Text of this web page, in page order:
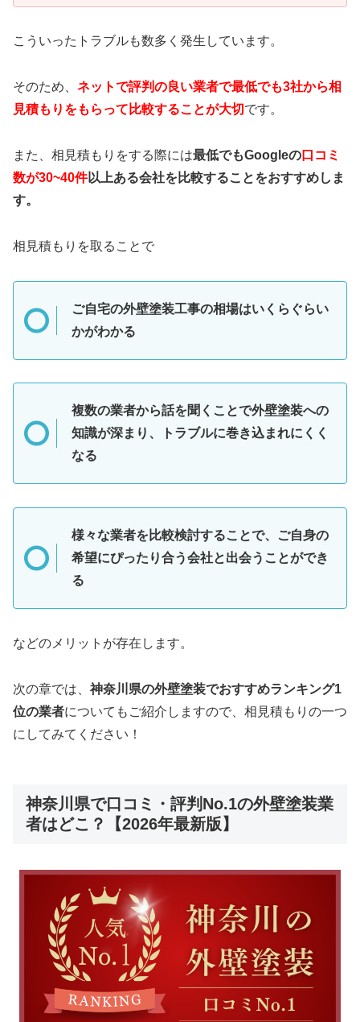
こういったトラブルも数多く発生しています。
そのため、 ネットで評判の良い業者で最低でも3社から相
見積もりをもらって比較することが大切です。
また、相見積もりをする際には最低でもGoogleの口コミ
数が30~40件以上ある会社を比較することをおすすめしま
す。
相見積もりを取ることで
ご自宅の外壁塗装工事の相場はいくらぐらい
かがわかる
複数の業者から話を聞くことで外壁塗装への
知識が深まり、トラブルに巻き込まれにくく
なる
様々な業者を比較検討することで、ご自身の
希望にぴったり合う会社と出会うことができ
る
などのメリットが存在します。
次の章では、 神奈川県の外壁塗装でおすすめランキング1
位の業者についてもご紹介しますので、相見積もりの一つ
にしてみてください！
神奈川県で口コミ・評判No.1の外壁塗装業
者はどこ？【2026年最新版】